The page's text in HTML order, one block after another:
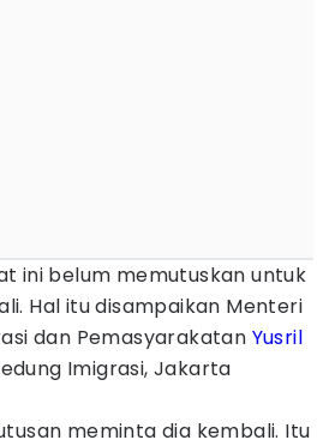
ini belum memutuskan untuk
Hal itu disampaikan Menteri
dan Pemasyarakatan Yusril
Imigrasi, Jakarta
meminta dia kembali. Itu